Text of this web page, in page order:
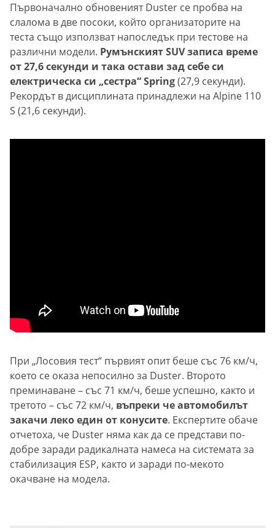
Първоначално обновеният Duster се пробва на
слалома в две посоки, който организаторите на
теста също използват напоследък при тестове на
различни модели. Румънският SUV записа време
от 27,6 секунди и така остави зад себе си
електрическа си „сестра“ Spring(27,9 секунди).
Рекордът в дисциплината принадлежи на Alpine 110
S (21,6 секунди).
При „Лосовия тест“ първият опит беше със 76 км/ч,
което се оказа непосилно за Duster. Второто
преминаване – със 71 км/ч, беше успешно, както и
третото – със 72 км/ч, въпреки че автомобилът
закачи леко един от конусите. Експертите обаче
отчетоха, че Duster няма как да се представи по-
добре заради радикалната намеса на системата за
стабилизация ESP, както и заради по-мекото
окачване на модела.